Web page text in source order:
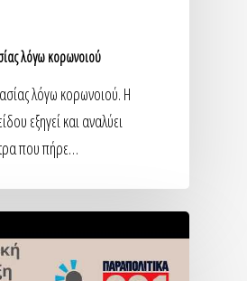
λόγω κορωνοιού
λόγω κορωνοιού. Η
εξηγεί και αναλύει
που πήρε…